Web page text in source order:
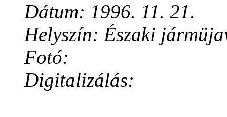
Dátum: 1996. 11. 21.
Helyszín: Északi
Fotó:
Digitalizálás: